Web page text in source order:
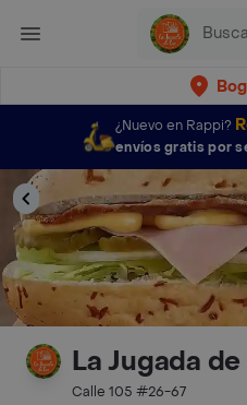
¿Nuevo en Rappi?
envíos gratis por
La Jugada
Calle 105 #26-67